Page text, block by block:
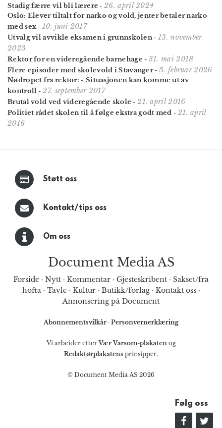
Stadig færre vil bli lærere -26. april 2024
Oslo: Elever tiltalt for narko og vold, jenter betaler narko
med sex-10. juni 2017
Utvalg vil avvikle eksamen i grunnskolen- 13. november
2023
Rektor for en videregående barnehage - 31. mai 2018
Flere episoder med skolevold i Stavanger- 5. februar 2026
Nødropet fra rektor: - Situasjonen kan komme ut av
kontroll -27. september 2017
Brutal vold ved videregående skole -21. april 2016
Politiet rådet skolen til å følge ekstra godt med - 21. april
2016
Støtt oss
Kontakt/tips oss
Om oss
Document Media AS
Forside · Nytt · Kommentar · Gjesteskribent · Sakset/fra
hofta· Tavle· Kultur· Butikk/forlag· Kontakt oss·
Annonsering på Document
Abonnementsvilkår · Personvernerklæring
Vi arbeider etterVær Varsom-plakatenog
Redaktørplakatens prinsipper.
© Document Media AS 2026
Følg oss